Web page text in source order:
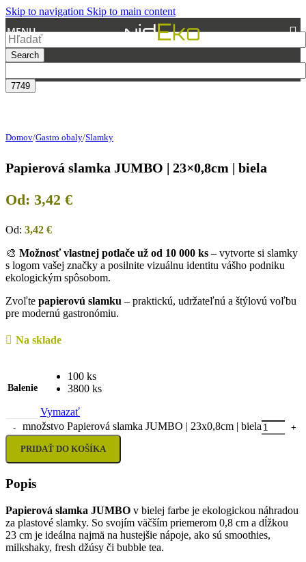
Skip to navigation Skip to main content
MENU
Search
Domov/Gastro obaly/Slamky
Papierová slamka JUMBO | 23×0,8cm | biela
Od: 3,42 €
Od: 3,42 €
🎨 Možnosť vlastnej potlače už od 10 000 ks – vytvorte si slamky
s logom vašej značky a posilnite vizuálnu identitu vášho podniku
ekologickým spôsobom.
Zvoľte papierovú slamku – praktickú, udržateľnú a štýlovú voľbu
pre modernú gastronómiu.
Na sklade
Balenie
100 ks
3800 ks
Vymazať
množstvo Papierová slamka JUMBO | 23x0,8cm | biela
PRIDAŤ DO KOŠÍKA
Popis
Papierová slamka JUMBO v bielej farbe je ekologickou náhradou
za plastové slamky. So svojím väčším priemerom 0,8 cm a dĺžkou
23 cm je ideálna najmä na hustejšie nápoje, ako sú smoothies,
milkshaky, fresh džúsy či bubble tea.